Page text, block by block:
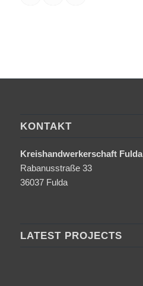
KONTAKT
Kreishandwerkerschaft Fulda
Rabanusstraße 33
36037 Fulda
LATEST PROJECTS